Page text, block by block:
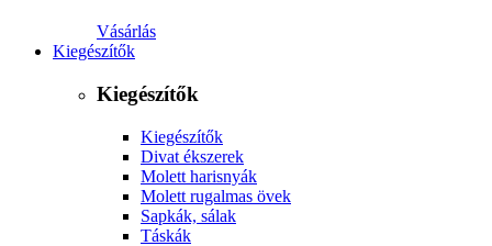
Vásárlás
Kiegészítők
Kiegészítők
Kiegészítők
Divat ékszerek
Molett harisnyák
Molett rugalmas övek
Sapkák, sálak
Táskák